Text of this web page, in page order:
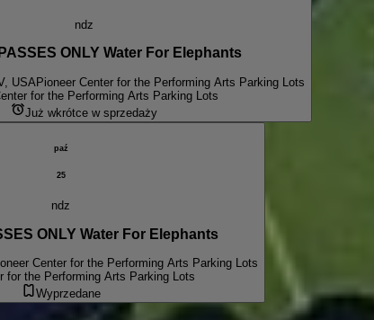
ndz
PARKING PASSES ONLY Water For Elephants
USAPioneer Center for the Performing Arts Parking Lots
for the Performing Arts Parking Lots
Już wkrótce w sprzedaży
paź
25
ndz
PARKING PASSES ONLY Water For Elephants
Center for the Performing Arts Parking Lots
for the Performing Arts Parking Lots
Wyprzedane